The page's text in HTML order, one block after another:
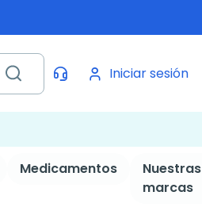
Iniciar sesión
Medicamentos
Nuestras
marcas